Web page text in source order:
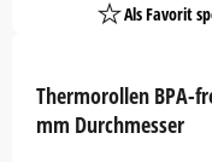
Thermorollen BPA-
mm Durchmesser
Als Favorit